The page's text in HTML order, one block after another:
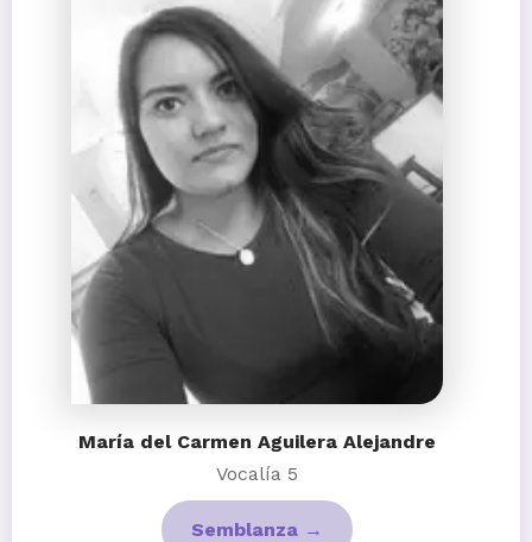
María del Carmen Aguilera Alejandre
Vocalía 5
Semblanza →